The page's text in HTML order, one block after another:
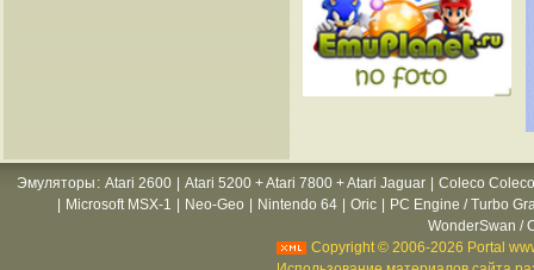
Эмуляторы : Atari 2600 Atari 5200 + Atari 7800 + Atari Jaguar
Coleco
Microsoft MSX-1 Neo-Geo Nintendo 64 Oric
PC Engine / Turbo
WonderSwan /
Copyright © 2006-2026 Portal